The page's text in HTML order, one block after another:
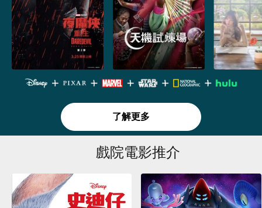
了解更多
戲院電影推介